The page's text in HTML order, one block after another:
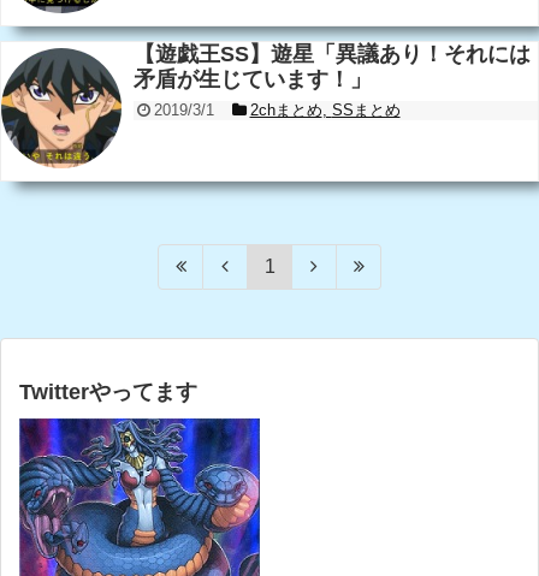
【遊戯王SS】遊星「異議あり！それには
矛盾が生じています！」
2019/3/1 2chまとめ, SSまとめ
1
Twitterやってます